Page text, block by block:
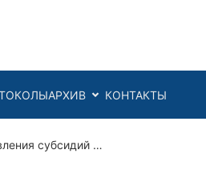
АРХИВ КОНТАКТЫ
субсидий …